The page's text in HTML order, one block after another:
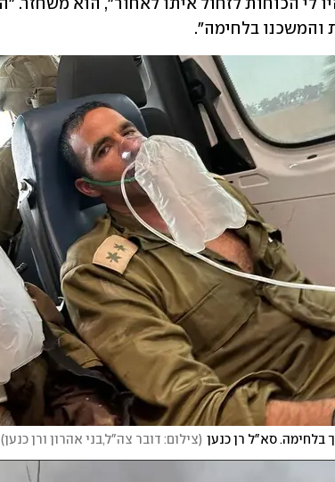
והמשכנו בלחימה".
בלחימה. סא"ל רן כנען (צילום: דובר צה"ל,בני אהרון ורן כנען)